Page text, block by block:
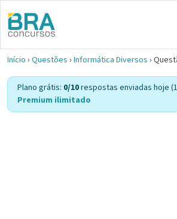
Início › Questões › Informática Diversos ›
Plano grátis: 0/10respostas enviadas hoje
Premium ilimitado